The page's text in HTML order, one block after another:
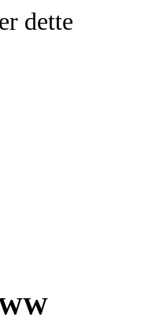
dette